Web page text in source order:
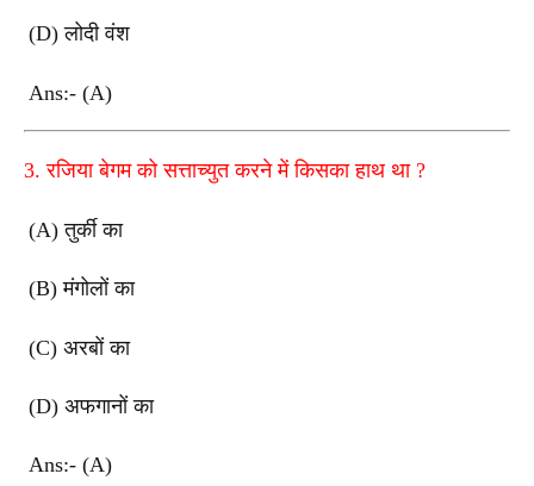
(D)लोदी वंश
Ans:- (A)
3.रजिया बेगम को सत्ताच्युत करने में किसका हाथ था ?
(A)तुर्की का
(B)मंगोलों का
(C) अरबों का
(D) अफगानों का
Ans:- (A)